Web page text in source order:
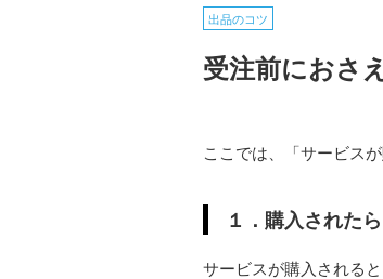
出品のコツ
受注前におさ
ここでは、「サービス
１．購入された
サービスが購入される